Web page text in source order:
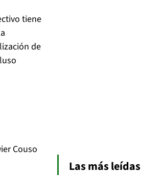
tiene
de
Couso
Las más leídas